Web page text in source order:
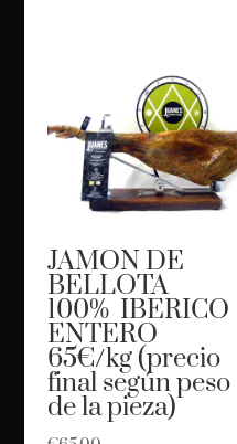
JAMON DE
BELLOTA
100% IBERICO
ENTERO
65€/kg (precio
final según peso
de la pieza)